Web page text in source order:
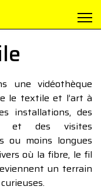
une vidéothèque
le textile et l’art à
installations, des
et des visites
ou moins longues
où la fibre, le fil
un terrain